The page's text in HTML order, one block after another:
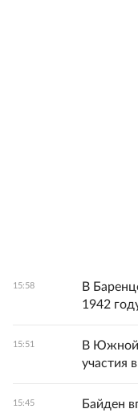
15:58
В
1942
15:51
В Южной
участия
15:45
Байден